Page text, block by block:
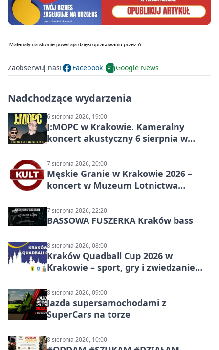
Zaobserwuj nas! Facebook Google News
Nadchodzące wydarzenia
6 sierpnia 2026, 19:00
J:МОРС w Krakowie. Kameralny
koncert akustyczny 6 sierpnia w
7 sierpnia 2026, 20:00
Męskie Granie w Krakowie 2026 –
koncert w Muzeum Lotnictwa
7 sierpnia 2026, 22:20
BASSOWA FUSZERKA Kraków bass
8 sierpnia 2026, 08:00
Kraków Quadball Cup 2026 w
Krakowie – sport, gry i zwiedzanie
8 sierpnia 2026, 09:00
Jazda supersamochodami z
SuperCars na torze
8 sierpnia 2026, 10:00